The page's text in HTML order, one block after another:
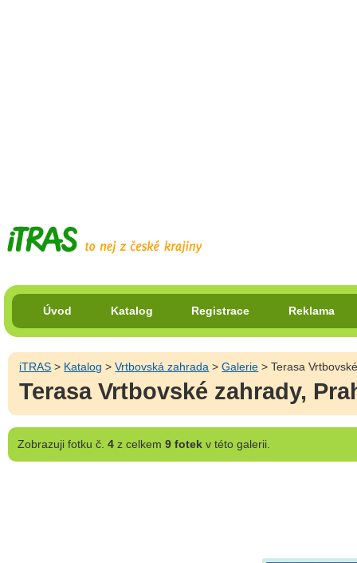
Úvod Katalog Registrace Reklama
iTRAS > Katalog >Vrtbovská zahrada >Galerie > Terasa
Terasa Vrtbovské zahrady,
Zobrazujifotku č. 4z celkem 9 fotekv této galerii.